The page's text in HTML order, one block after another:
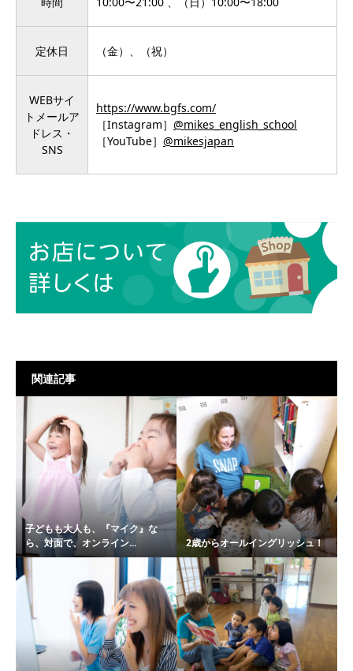
定休日 （金）、（祝）
WEBサイ
トメールア
ドレス・
SNS
https://www.bgfs.com/
［Instagram］ @mikes_english_school
［YouTube］ @mikesjapan
関連記事
子どもも大人も、『マイク』な
ら、対面で、オンライン...
2歳からオールイングリッシュ！